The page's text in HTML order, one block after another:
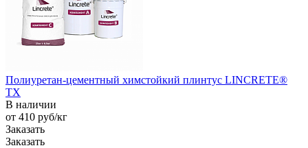
Полиуретан-цементный химстойкий плинтус LINCRETE®
TX
В наличии
от 410 руб/кг
Заказать
Заказать